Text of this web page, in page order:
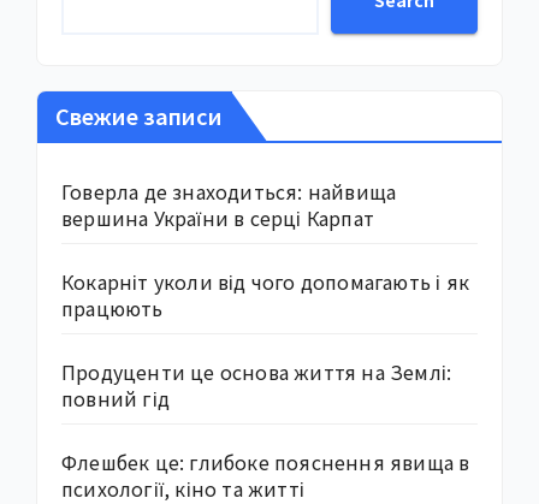
Свежие записи
Говерла де знаходиться: найвища
вершина України в серці Карпат
Кокарніт уколи від чого допомагають і як
працюють
Продуценти це основа життя на Землі:
повний гід
Флешбек це: глибоке пояснення явища в
психології, кіно та житті